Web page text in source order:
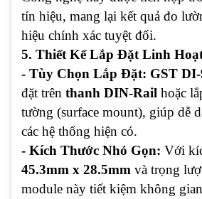
tín hiệu, mang lại kết quả đo
hiệu chính xác tuyệt đối.
5. Thiết Kế Lắp Đặt Linh
- Tùy Chọn Lắp Đặt: GST DI-
đặt trên thanh DIN-Rail hoặc
tường (surface mount), giúp dễ
các hệ thống hiện có.
- Kích Thước Nhỏ Gọn: Với
45.3mm x 28.5mm và trọng
module này tiết kiệm không